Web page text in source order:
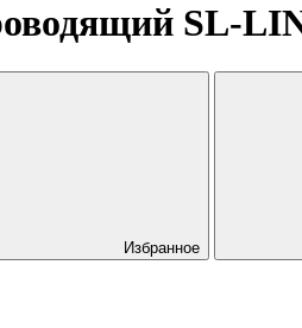
SL-
Избранное